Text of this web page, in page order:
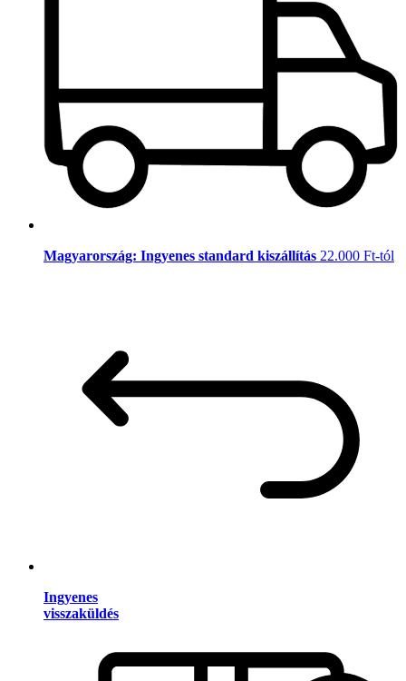
Magyarország: Ingyenes standard kiszállítás 22.000 Ft-tól
Ingyenes
visszaküldés